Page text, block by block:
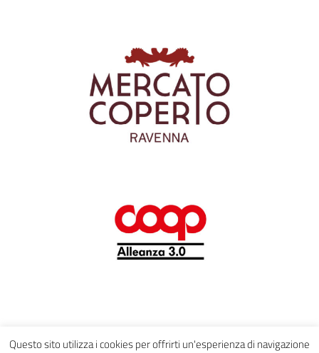
Questo sito utilizza i cookies per offrirti un'esperienza di navigazione